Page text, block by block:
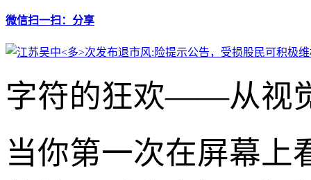
微信扫一扫：分享
字符的狂欢——从视
当你第一次在屏幕上